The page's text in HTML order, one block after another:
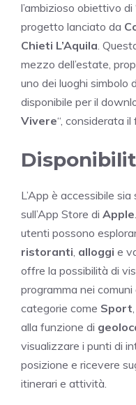
l’ambizioso obiettivo di
progetto lanciato da
Chieti L’Aquila.
mezzo dell’estate,
uno dei luoghi simbolo
disponibile per il
Vivere“, considerata
L’App è accessibile sia
sull’App Store di Apple
utenti possono
ristoranti, alloggi e
offre la possibilità di
programma nei
categorie come Sport,
alla funzione di
visualizzare i punti di
posizione e ricevere
itinerari e attività.